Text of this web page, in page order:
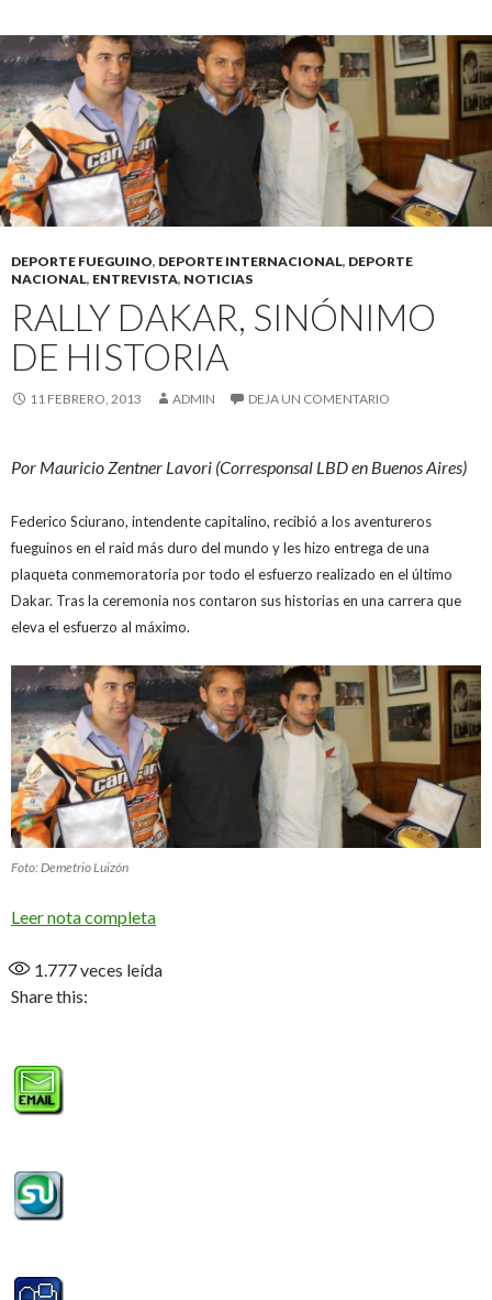
DEPORTE FUEGUINO, DEPORTE INTERNACIONAL, DEPORTE
NACIONAL, ENTREVISTA, NOTICIAS
RALLY DAKAR, SINÓNIMO
DE HISTORIA
11 FEBRERO, 2013 ADMIN DEJA UN COMENTARIO
Por Mauricio Zentner Lavori (Corresponsal LBD en Buenos Aires)
Federico Sciurano, intendente capitalino, recibió a los aventureros
fueguinos en el raid más duro del mundo y les hizo entrega de una
plaqueta conmemoratoria por todo el esfuerzo realizado en el último
Dakar. Tras la ceremonia nos contaron sus historias en una carrera que
eleva el esfuerzo al máximo.
Foto: Demetrio Luizón
Leer nota completa
1.777veces leída
Share this: